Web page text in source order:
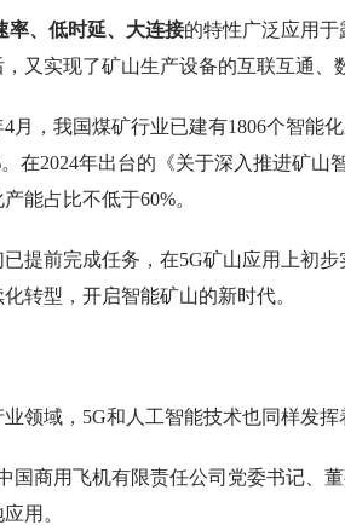
率、低时延、大连接的特性广泛应用
又实现了矿山生产设备的互联互通、
月，我国煤矿行业已建有1806个智能
在2024年出台的《关于深入推进矿
能占比不低于60%。
已提前完成任务，在5G矿山应用上初
转型，开启智能矿山的新时代。
领域，5G和人工智能技术也同样发挥
国商用飞机有限责任公司党委书记、
用。